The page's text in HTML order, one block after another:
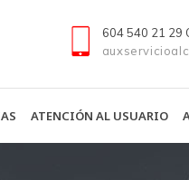
604 540 21 29
ATENCIÓN AL USUARIO